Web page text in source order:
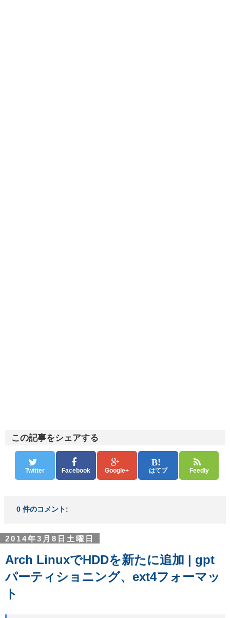
この記事をシェアする
Twitter Facebook Google+ はてブ Feedly
0 件のコメント:
2014年3月8日土曜日
Arch LinuxでHDDを新たに追加 | gpt
パーティショニング、ext4フォーマッ
ト